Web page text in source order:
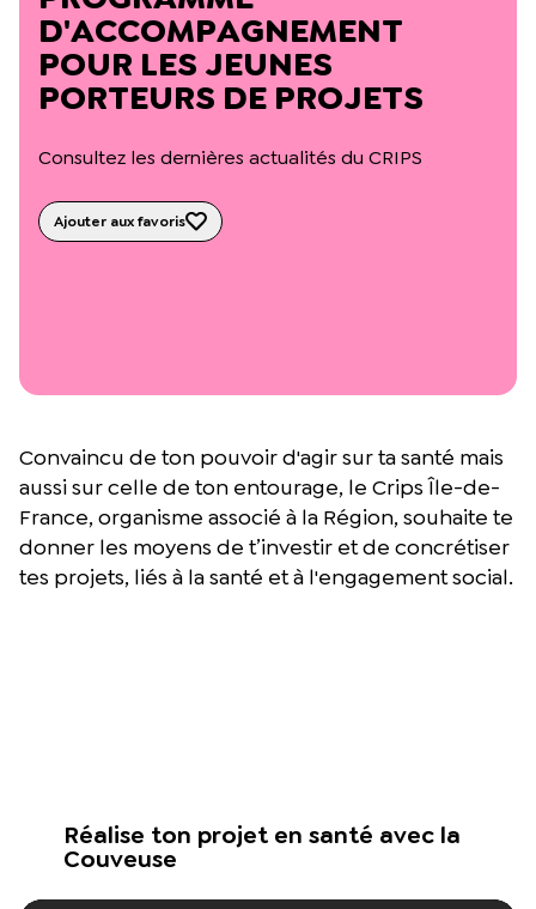
Notre documentation
Ressources pour les parents
Podcast 🎙️
Webinaires
L’équipe du Crips
Rapports d’activité et financiers
Projets réalisés avec nos partenaires
D'ACCOMPAGNEMENT
POUR LES JEUNES
PORTEURS DE PROJETS
Consultez les dernières actualités du CRIPS
Ajouter aux favoris
Convaincu de ton pouvoir d'agir sur ta santé mais
aussi sur celle de ton entourage, le Crips Île-de-
France, organisme associé à la Région, souhaite te
donner les moyens de t’investir et de concrétiser
tes projets, liés à la santé et à l'engagement social.
Réalise ton projet en santé avec la
Couveuse